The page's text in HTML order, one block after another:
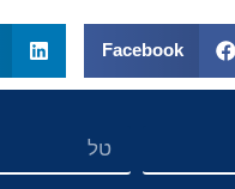
Facebook